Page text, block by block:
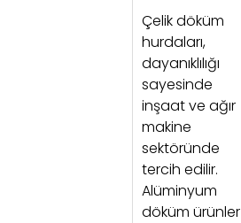
Çelik döküm
hurdaları,
dayanıklılığı
sayesinde
inşaat ve ağır
makine
sektöründe
tercih edilir.
Alüminyum
döküm ürünler